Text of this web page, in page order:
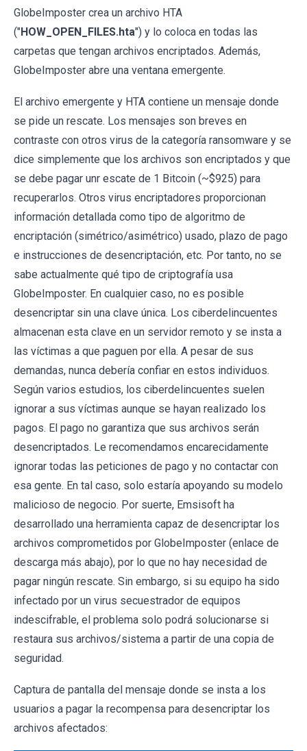
GlobeImposter crea un archivo HTA
("HOW_OPEN_FILES.hta") y lo coloca en todas las
carpetas que tengan archivos encriptados. Además,
GlobeImposter abre una ventana emergente.
El archivo emergente y HTA contiene un mensaje donde
se pide un rescate. Los mensajes son breves en
contraste con otros virus de la categoría ransomware y se
dice simplemente que los archivos son encriptados y que
se debe pagar unr escate de 1 Bitcoin (~$925) para
recuperarlos. Otros virus encriptadores proporcionan
información detallada como tipo de algoritmo de
encriptación (simétrico/asimétrico) usado, plazo de pago
e instrucciones de desencriptación, etc. Por tanto, no se
sabe actualmente qué tipo de criptografía usa
GlobeImposter. En cualquier caso, no es posible
desencriptar sin una clave única. Los ciberdelincuentes
almacenan esta clave en un servidor remoto y se insta a
las víctimas a que paguen por ella. A pesar de sus
demandas, nunca debería confiar en estos individuos.
Según varios estudios, los ciberdelincuentes suelen
ignorar a sus víctimas aunque se hayan realizado los
pagos. El pago no garantiza que sus archivos serán
desencriptados. Le recomendamos encarecidamente
ignorar todas las peticiones de pago y no contactar con
esa gente. En tal caso, solo estaría apoyando su modelo
malicioso de negocio. Por suerte, Emsisoft ha
desarrollado una herramienta capaz de desencriptar los
archivos comprometidos por GlobeImposter (enlace de
descarga más abajo), por lo que no hay necesidad de
pagar ningún rescate. Sin embargo, si su equipo ha sido
infectado por un virus secuestrador de equipos
indescifrable, el problema solo podrá solucionarse si
restaura sus archivos/sistema a partir de una copia de
seguridad.
Captura de pantalla del mensaje donde se insta a los
usuarios a pagar la recompensa para desencriptar los
archivos afectados: